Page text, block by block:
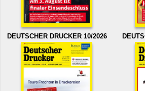
DEUTSCHER DRUCKER 10/2026